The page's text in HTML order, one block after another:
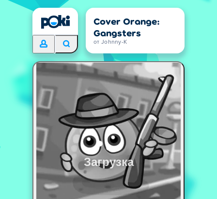
Cover Orange:
Gangsters
от Johnny-K
Загрузка